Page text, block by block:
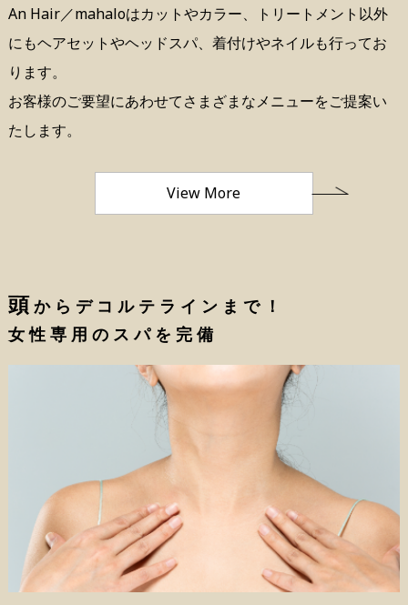
An Hair／mahaloはカットやカラー、トリートメント以外
にもヘアセットやヘッドスパ、着付けやネイルも行ってお
ります。
お客様のご要望にあわせてさまざまなメニューをご提案い
たします。
View More
頭からデコルテラインまで！
女性専用のスパを完備